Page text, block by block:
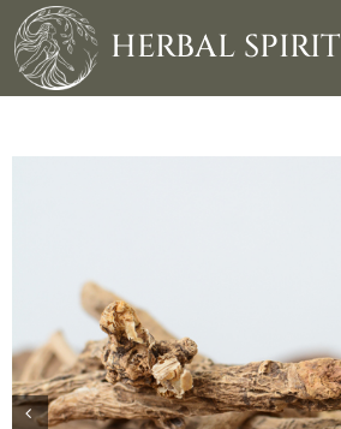
Skip
to
content
HERBAL SPIRIT